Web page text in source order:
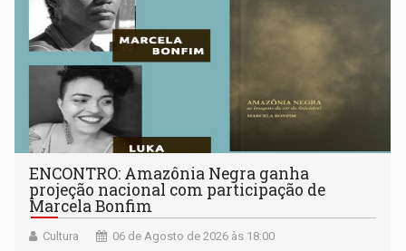
ENCONTRO: Amazônia Negra ganha
projeção nacional com participação de
Marcela Bonfim
Cultura 06 de Agosto de 2026 às 18:00